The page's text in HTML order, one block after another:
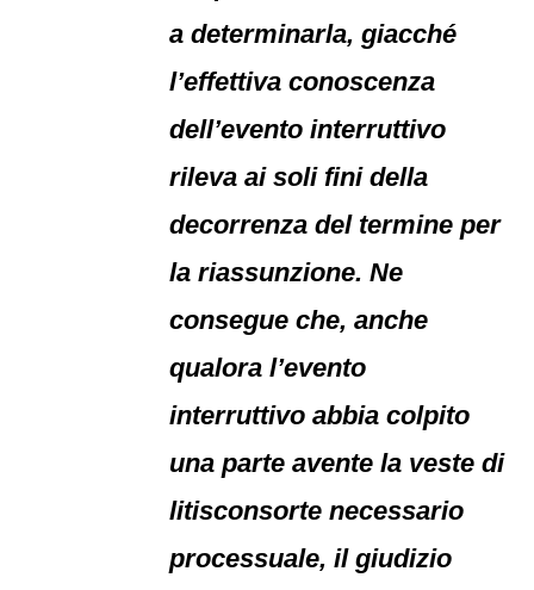
a determinarla, giacché
l’effettiva conoscenza
dell’evento interruttivo
rileva ai soli fini della
decorrenza del termine per
la riassunzione. Ne
consegue che, anche
qualora l’evento
interruttivo abbia colpito
una parte avente la veste di
litisconsorte necessario
processuale, il giudizio